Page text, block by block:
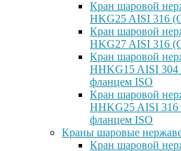
Кран шаровой
HKG25 AISI 316
Кран шаровой
HKG27 AISI 316
Кран шаровой
HHKG15 AISI
фланцем ISO
Кран шаровой
HHKG25 AISI
фланцем ISO
Краны шаровые
Кран шаровой